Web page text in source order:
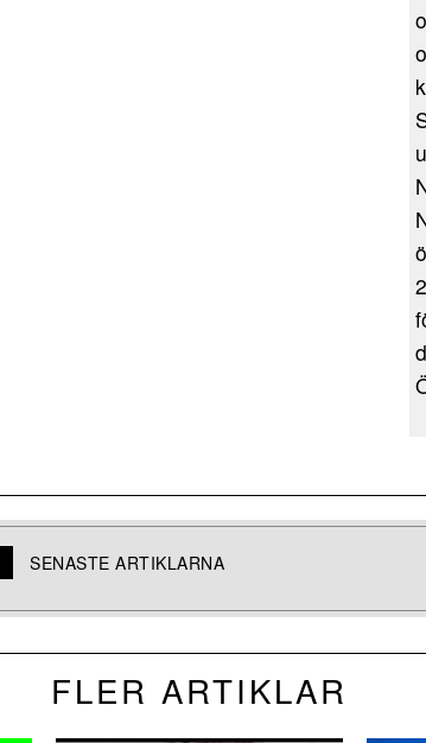
SENASTE ARTIKLARNA
FLER ARTIKLAR